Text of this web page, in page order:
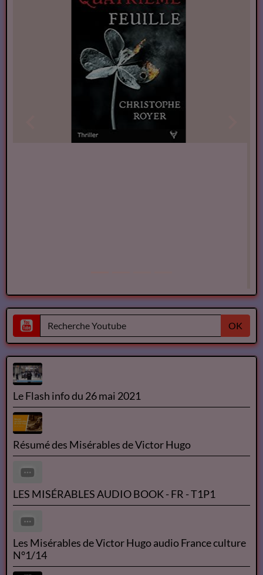
OK
Le Flash info du 26 mai 2021
Résumé des Misérables de Victor Hugo
LES MISÉRABLES AUDIO BOOK - FR - T1P1
Les Misérables de Victor Hugo audio France culture
N°1/14